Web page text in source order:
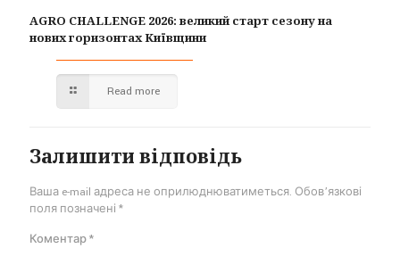
AGRO CHALLENGE 2026: великий старт сезону на
нових горизонтах Київщини
Read more
Залишити відповідь
Ваша e-mail адреса не оприлюднюватиметься. Обов’язкові
поля позначені *
Коментар*